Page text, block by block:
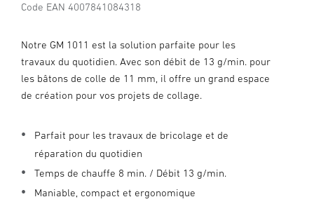
Code EAN 4007841084318
Notre GM 1011 est la solution parfaite pour les
travaux du quotidien. Avec son débit de 13 g/min. pour
les bâtons de colle de 11 mm, il offre un grand espace
de création pour vos projets de collage.
Parfait pour les travaux de bricolage et de
réparation du quotidien
Temps de chauffe 8 min. / Débit 13 g/min.
Maniable, compact et ergonomique